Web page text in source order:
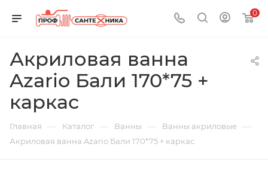
0
Акриловая ванна
Azario Бали 170*75 +
каркас
Главная — Каталог — Ванны — Ванны акриловые —
Акриловая ванна Azario Бали 170*75 + каркас